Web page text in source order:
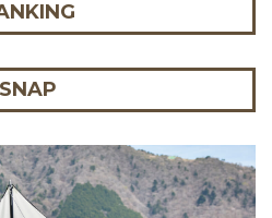
SNAP